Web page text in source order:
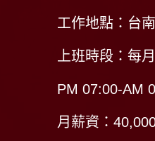
工作地點：台
上班時段：每
PM 07:00-AM
月薪資：